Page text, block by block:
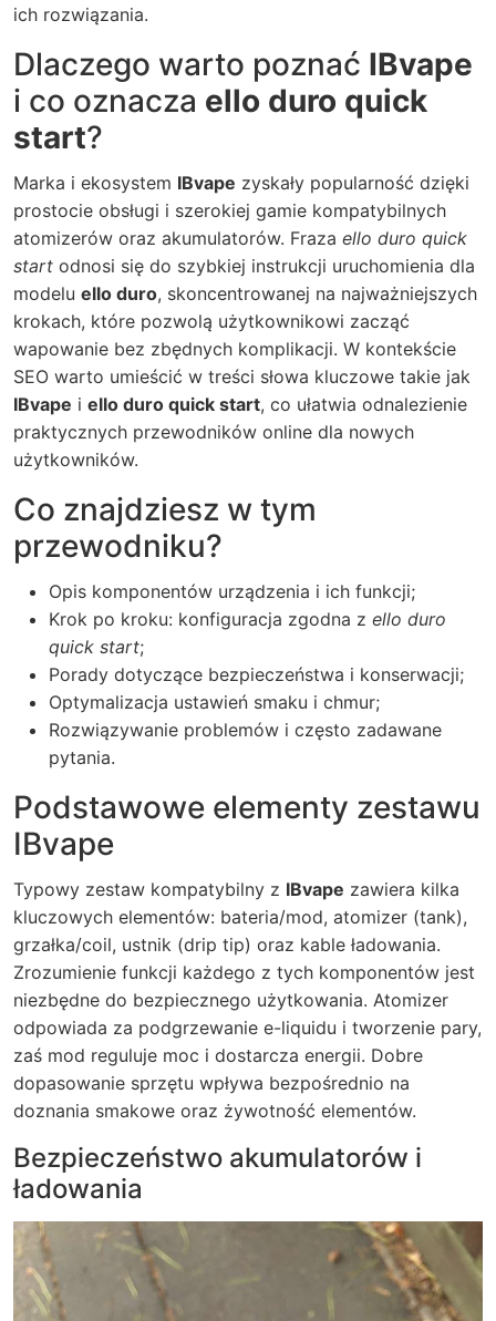
ich rozwiązania.
Dlaczego warto poznać IBvape
i co oznacza ello duro quick
start?
Marka i ekosystem IBvape zyskały popularność dzięki
prostocie obsługi i szerokiej gamie kompatybilnych
atomizerów oraz akumulatorów. Fraza ello duro quick
start odnosi się do szybkiej instrukcji uruchomienia dla
modelu ello duro, skoncentrowanej na najważniejszych
krokach, które pozwolą użytkownikowi zacząć
wapowanie bez zbędnych komplikacji. W kontekście
SEO warto umieścić w treści słowa kluczowe takie jak
IBvape i ello duro quick start, co ułatwia odnalezienie
praktycznych przewodników online dla nowych
użytkowników.
Co znajdziesz w tym
przewodniku?
Opis komponentów urządzenia i ich funkcji;
Krok po kroku: konfiguracja zgodna z ello duro
quick start;
Porady dotyczące bezpieczeństwa i konserwacji;
Optymalizacja ustawień smaku i chmur;
Rozwiązywanie problemów i często zadawane
pytania.
Podstawowe elementy zestawu
IBvape
Typowy zestaw kompatybilny z IBvape zawiera kilka
kluczowych elementów: bateria/mod, atomizer (tank),
grzałka/coil, ustnik (drip tip) oraz kable ładowania.
Zrozumienie funkcji każdego z tych komponentów jest
niezbędne do bezpiecznego użytkowania. Atomizer
odpowiada za podgrzewanie e-liquidu i tworzenie pary,
zaś mod reguluje moc i dostarcza energii. Dobre
dopasowanie sprzętu wpływa bezpośrednio na
doznania smakowe oraz żywotność elementów.
Bezpieczeństwo akumulatorów i
ładowania